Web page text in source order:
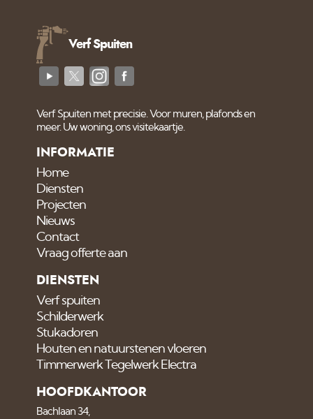
poeder van de eerste 2
mm van het stuukwerk
Verf Spuiten
Verf Spuiten met precisie. Voor muren, plafonds en
meer. Uw woning, ons visitekaartje.
INFORMATIE
Home
Diensten
Projecten
Nieuws
Contact
Vraag offerte aan
DIENSTEN
Verf spuiten
Schilderwerk
Stukadoren
Houten en natuurstenen vloeren
Timmerwerk Tegelwerk Electra
HOOFDKANTOOR
Bachlaan 34,